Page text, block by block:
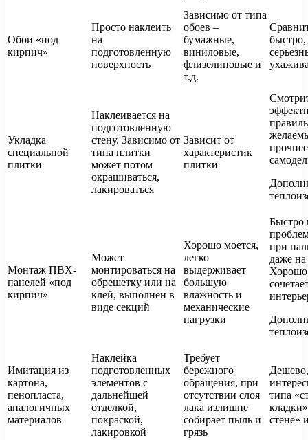
Обои «под
кирпич»
Просто наклеить
на
подготовленную
поверхность
Зависимо от типа
обоев –
бумажные,
виниловые,
флизелиновые и
т.д.
быстро,
Укладка
специальной
плитки
Наклеивается на
подготовленную
стену. Зависимо от
типа плитки
может потом
окрашиваться,
лакироваться
Зависит от
характеристик
плитки
Монтаж ПВХ-
панелей «под
кирпич»
Может
монтироваться на
обрешетку или на
клей, выполнен в
виде секций
Хорошо моется,
легко
выдерживает
большую
влажность и
механические
нагрузки
Быстро
при
даже на
Хорошо
Имитация из
картона,
пенопласта,
аналогичных
материалов
Наклейка
подготовленных
элементов с
дальнейшей
отделкой,
покраской,
лакировкой
Требует
бережного
обращения, при
отсутствии слоя
лака излишне
собирает пыль и
грязь
типа
стене»